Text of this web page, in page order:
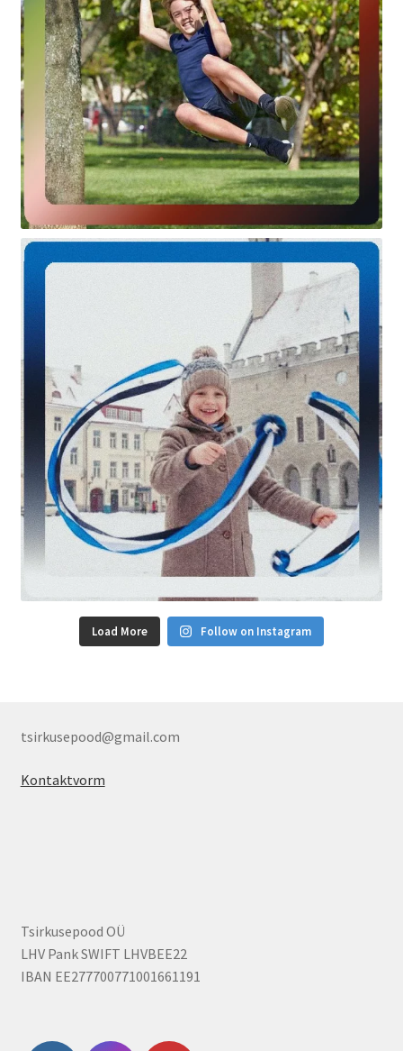
Load More Follow on Instagram
tsirkusepood@gmail.com
Kontaktvorm
Tsirkusepood OÜ
LHV Pank SWIFT LHVBEE22
IBAN EE277700771001661191